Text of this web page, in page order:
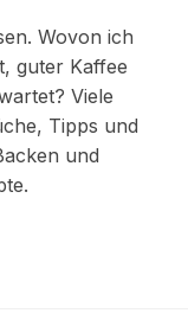
Wovon ich
guter Kaffee
Viele
Tipps und
und